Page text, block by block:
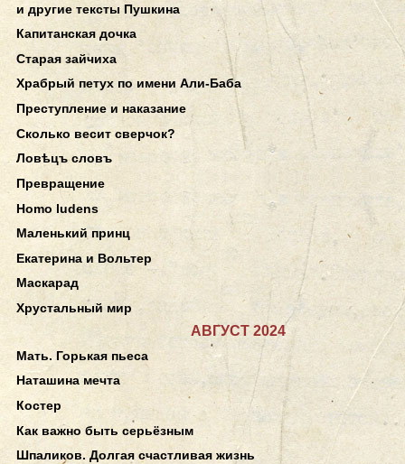
и другие тексты Пушкина
Капитанская дочка
Старая зайчиха
Храбрый петух по имени Али-Баба
Преступление и наказание
Сколько весит сверчок?
Ловѣцъ словъ
Превращение
Homo ludens
Маленький принц
Екатерина и Вольтер
Маскарад
Хрустальный мир
АВГУСТ 2024
Мать. Горькая пьеса
Наташина мечта
Костер
Как важно быть серьёзным
Шпаликов. Долгая счастливая жизнь